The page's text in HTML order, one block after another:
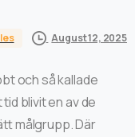
August 12, 2025
och så kallade
blivit en av de
målgrupp. Där